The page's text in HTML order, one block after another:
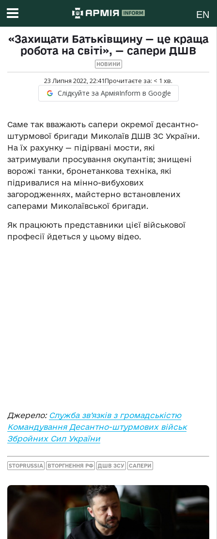
EN
«Захищати Батьківщину — це краща
робота на світі», — сапери ДШВ
НОВИНИ
23 Липня 2022, 22:41Прочитаєте за: < 1 хв.
Слідкуйте за АрміяInform в Google
Саме так вважають сапери окремої десантно-
штурмової бригади Миколаїв ДШВ ЗС України.
На їх рахунку — підірвані мости, які
затримували просування окупантів; знищені
ворожі танки, бронетанкова техніка, які
підривалися на мінно-вибухових
загородженнях, майстерно встановлених
саперами Миколаївської бригади.
Як працюють представники цієї військової
професії йдеться у цьому відео.
Джерело: Служба зв’язків з громадськістю
Командування Десантно-штурмових військ
Збройних Сил України
STOPRUSSIA ВТОРГНЕННЯ РФ ДШВ ЗСУ САПЕРИ